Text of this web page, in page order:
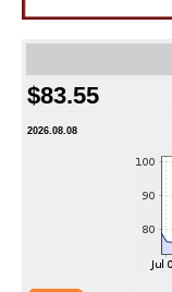
$83.55
2026.08.08